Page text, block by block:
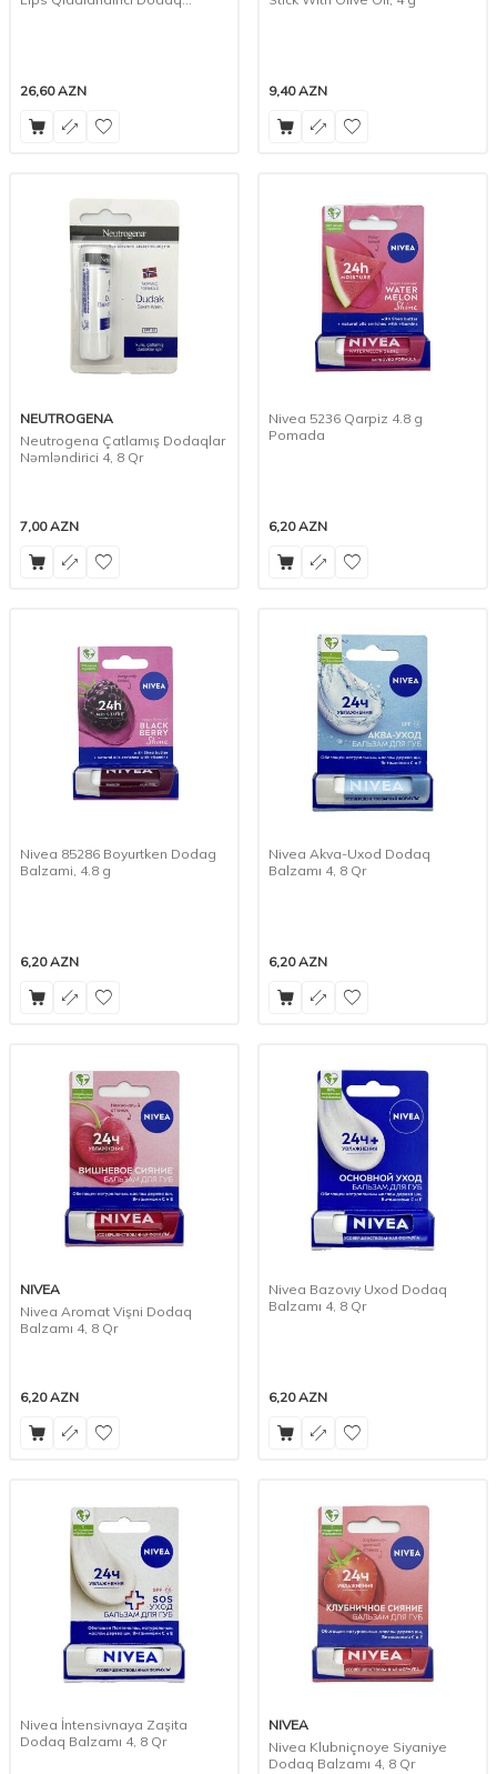
26,60AZN 9,40AZN
NEUTROGENA
Neutrogena Çatlamış Dodaqlar
Nəmləndirici 4, 8 Qr
7,00AZN
Nivea 5236 Qarpiz 4.8 g
Pomada
6,20AZN
Nivea 85286 Boyurtken Dodag
Balzami, 4.8 g
6,20AZN
Nivea Akva-Uxod Dodaq
Balzamı 4, 8 Qr
6,20AZN
NIVEA
Nivea Aromat Vişni Dodaq
Balzamı 4, 8 Qr
6,20AZN
Nivea Bazovıy Uxod Dodaq
Balzamı 4, 8 Qr
6,20AZN
Nivea İntensivnaya Zaşita
Dodaq Balzamı 4, 8 Qr
NIVEA
Nivea Klubniçnoye Siyaniye
Dodaq Balzamı 4, 8 Qr